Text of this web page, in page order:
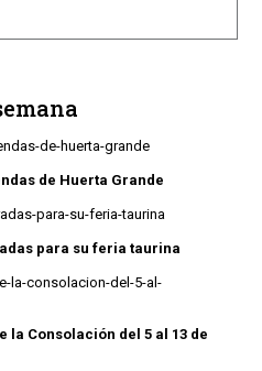
de Huerta Grande
para su feria taurina
la Consolación del 5 al 13 de